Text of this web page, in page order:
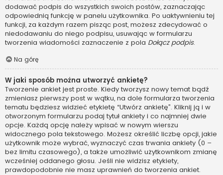
dodawać podpis do wszystkich swoich postów, zaznaczając
odpowiednią funkcję w panelu użytkownika. Po uaktywnieniu tej
funkcji, za każdym razem pisząc post, możesz zdecydować o
niedodawaniu do niego podpisu, usuwając w formularzu
tworzenia wiadomości zaznaczenie z pola Dołącz podpis.
Na górę
W jaki sposób można utworzyć ankietę?
Tworzenie ankiet jest proste. Kiedy tworzysz nowy temat bądź
zmieniasz pierwszy post w wątku, na dole formularza tworzenia
tematu będziesz widzieć etykietę “Utwórz ankietę”. Kliknij ją i w
otworzonym formularzu podaj tytuł ankiety i co najmniej dwie
opcje. Każdą opcję należy wpisać w nowym wierszu
widocznego pola tekstowego. Możesz określić liczbę opcji, jakie
użytkownik może wybrać, wyznaczyć czas trwania ankiety (0 –
bez limitu czasowego), a także umożliwić użytkownikom zmianę
wcześniej oddanego głosu. Jeśli nie widzisz etykiety,
prawdopodobnie nie masz uprawnień do tworzenia ankiet.